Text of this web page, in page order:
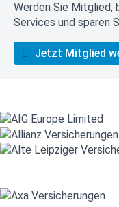
Werden Sie Mitglied,
Services und sparen
Jetzt Mitglied